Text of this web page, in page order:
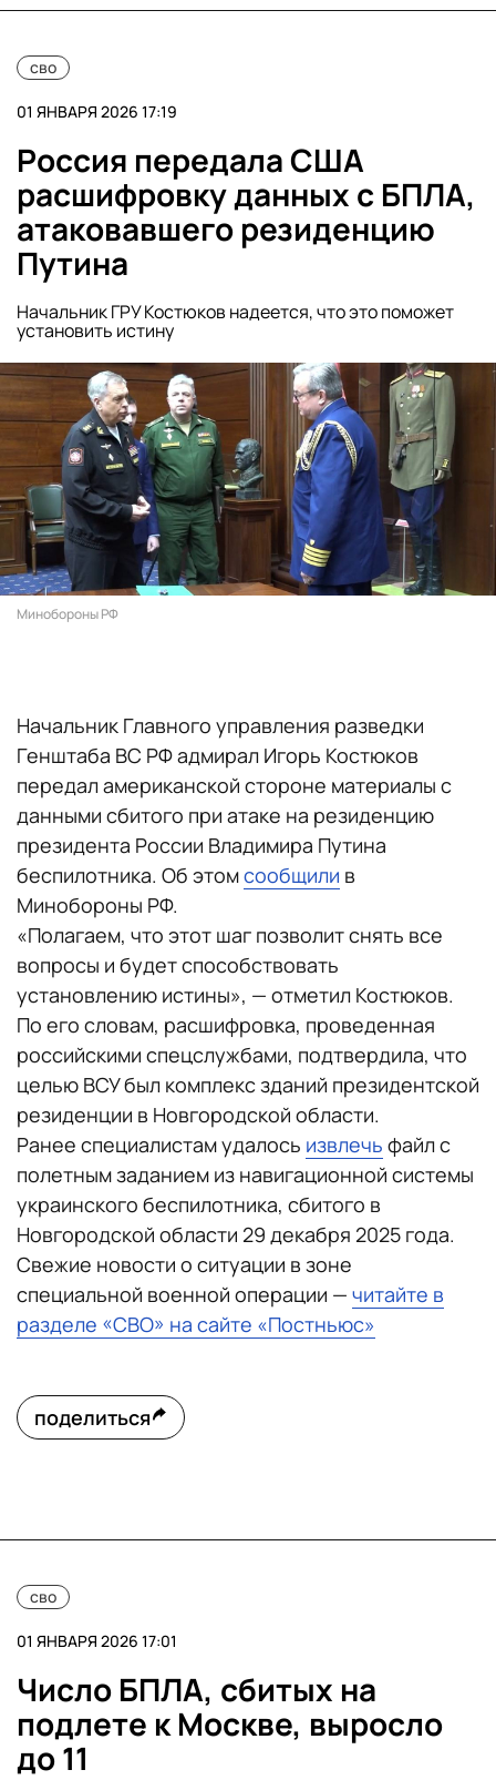
сво
01 ЯНВАРЯ 2026 17:19
Россия передала США
расшифровку данных с БПЛА,
атаковавшего резиденцию
Путина
Начальник ГРУ Костюков надеется, что это поможет
установить истину
Минобороны РФ
Начальник Главного управления разведки
Генштаба ВС РФ адмирал Игорь Костюков
передал американской стороне материалы с
данными сбитого при атаке на резиденцию
президента России Владимира Путина
беспилотника. Об этомсообщили в
Минобороны РФ.
«Полагаем, что этот шаг позволит снять все
вопросы и будет способствовать
установлению истины», — отметил Костюков.
По его словам, расшифровка, проведенная
российскими спецслужбами, подтвердила, что
целью ВСУ был комплекс зданий президентской
резиденции в Новгородской области.
Ранее специалистам удалось извлечь файл с
полетным заданием из навигационной системы
украинского беспилотника, сбитого в
Новгородской области 29 декабря 2025 года.
Свежие новости о ситуации в зоне
специальной военной операции — читайте в
разделе «СВО» на сайте «Постньюс»
поделиться
сво
01 ЯНВАРЯ 2026 17:01
Число БПЛА, сбитых на
подлете к Москве, выросло
до 11